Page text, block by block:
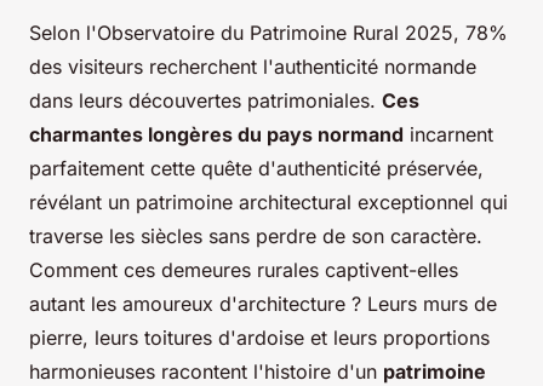
Selon l'Observatoire du Patrimoine Rural 2025, 78%
des visiteurs recherchent l'authenticité normande
dans leurs découvertes patrimoniales. Ces
charmantes longères du pays normand incarnent
parfaitement cette quête d'authenticité préservée,
révélant un patrimoine architectural exceptionnel qui
traverse les siècles sans perdre de son caractère.
Comment ces demeures rurales captivent-elles
autant les amoureux d'architecture ? Leurs murs de
pierre, leurs toitures d'ardoise et leurs proportions
harmonieuses racontent l'histoire d'un patrimoine